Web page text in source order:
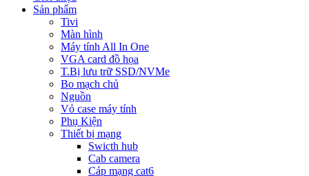
Sản phẩm
Tivi
Màn hình
Máy tính All In One
VGA card đồ họa
T.Bị lưu trữ SSD/NVMe
Bo mạch chủ
Nguồn
Vỏ case máy tính
Phụ Kiện
Thiết bị mạng
Swicth hub
Cab camera
Cáp mạng cat6